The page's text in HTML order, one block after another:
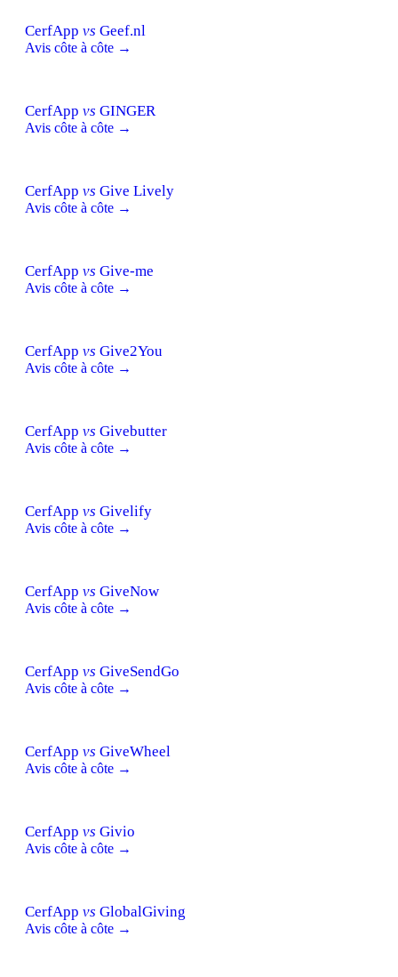
CerfApp vs Geef.nl
Avis côte à côte →
CerfApp vs GINGER
Avis côte à côte →
CerfApp vs Give Lively
Avis côte à côte →
CerfApp vs Give-me
Avis côte à côte →
CerfApp vs Give2You
Avis côte à côte →
CerfApp vs Givebutter
Avis côte à côte →
CerfApp vs Givelify
Avis côte à côte →
CerfApp vs GiveNow
Avis côte à côte →
CerfApp vs GiveSendGo
Avis côte à côte →
CerfApp vs GiveWheel
Avis côte à côte →
CerfApp vs Givio
Avis côte à côte →
CerfApp vs GlobalGiving
Avis côte à côte →